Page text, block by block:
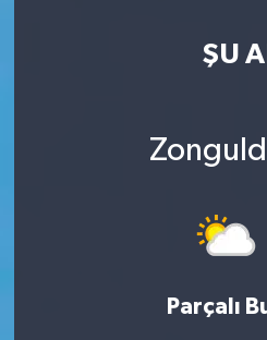
ŞU
Parçalı
Tarih - Kültür - Sanat -
Son Dakika Haberleri